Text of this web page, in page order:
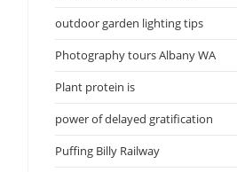
outdoor garden lighting tips
Photography tours Albany WA
Plant protein is
power of delayed gratification
Puffing Billy Railway